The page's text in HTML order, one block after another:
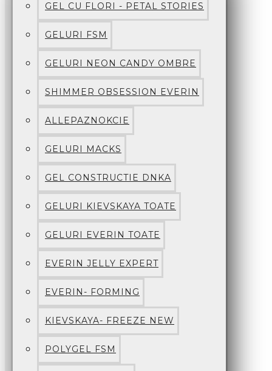
GEL CU FLORI - PETAL STORIES
GELURI FSM
GELURI NEON CANDY OMBRE
SHIMMER OBSESSION EVERIN
ALLEPAZNOKCIE
GELURI MACKS
GEL CONSTRUCTIE DNKA
GELURI KIEVSKAYA TOATE
GELURI EVERIN TOATE
EVERIN JELLY EXPERT
EVERIN- FORMING
KIEVSKAYA- FREEZE NEW
POLYGEL FSM